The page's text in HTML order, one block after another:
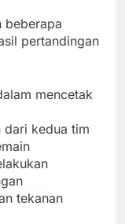
beberapa
pertandingan
mencetak
dari kedua tim
tekanan